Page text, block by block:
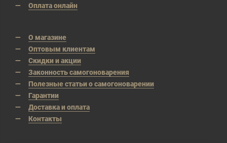
Оплата онлайн
О магазине
Оптовым клиентам
Скидки и акции
Законность самогоноварения
Полезные статьи о самогоноварении
Гарантии
Доставка и оплата
Контакты